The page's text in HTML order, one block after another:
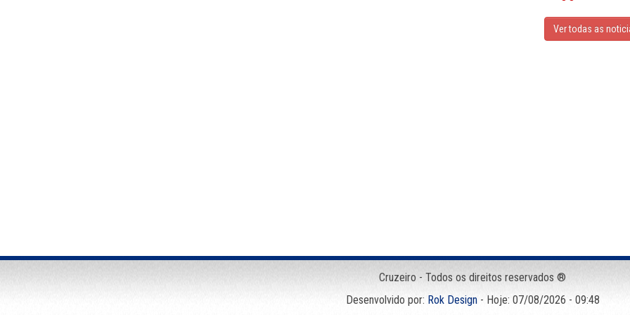
Ver todas as
Cruzeiro - Todos os direitos reservados ®
Desenvolvido por: Rok Design- Hoje: 07/08/2026 - 09:48